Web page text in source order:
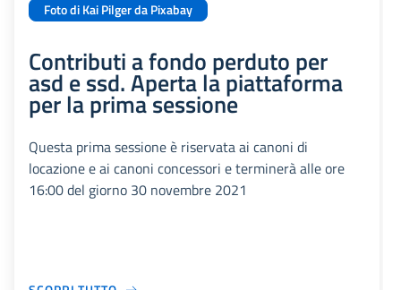
Foto di Kai Pilger da Pixabay
Contributi a fondo perduto per
asd e ssd. Aperta la piattaforma
per la prima sessione
Questa prima sessione è riservata ai canoni di
locazione e ai canoni concessori e terminerà alle ore
16:00 del giorno 30 novembre 2021